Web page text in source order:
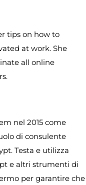
tips on how to
at work. She
all online
nel 2015 come
di consulente
Testa e utilizza
e altri strumenti di
per garantire che